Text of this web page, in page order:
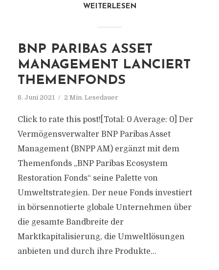
WEITERLESEN
BNP PARIBAS ASSET
MANAGEMENT LANCIERT
THEMENFONDS
8. Juni 2021 2 Min. Lesedauer
Click to rate this post![Total: 0 Average: 0] Der
Vermögensverwalter BNP Paribas Asset
Management (BNPP AM) ergänzt mit dem
Themenfonds „BNP Paribas Ecosystem
Restoration Fonds“ seine Palette von
Umweltstrategien. Der neue Fonds investiert
in börsennotierte globale Unternehmen über
die gesamte Bandbreite der
Marktkapitalisierung, die Umweltlösungen
anbieten und durch ihre Produkte...